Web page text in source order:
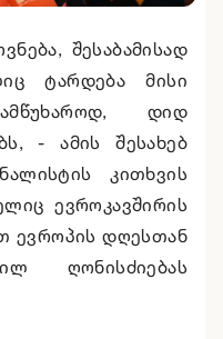
შესაბამისად
ტარდება მისი
დიდ
- ამის შესახებ
კითხვის
ევროკავშირის
ევროპის დღესთან
ღონისძიებას